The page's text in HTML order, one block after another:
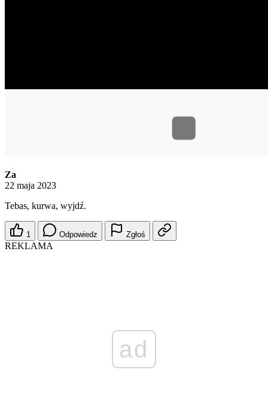
Za
22 maja 2023
Tebas, kurwa, wyjdź.
1 Odpowiedz Zgłoś
REKLAMA
ad